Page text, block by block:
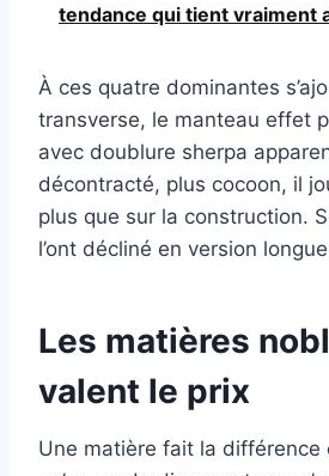
tendance qui tient vraiment
À ces quatre dominantes
transverse, le manteau effet
avec doublure sherpa
décontracté, plus cocoon, il
plus que sur la construction.
l’ont décliné en version
Les matières
valent le prix
Une matière fait la différence